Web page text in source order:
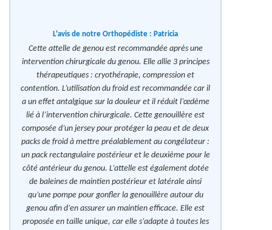
L'avis de notre Orthopédiste : Patricia
Cette attelle de genou est recommandée après une
intervention chirurgicale du genou. Elle allie 3 principes
thérapeutiques : cryothérapie, compression et
contention. L’utilisation du froid est recommandée car il
a un effet antalgique sur la douleur et il réduit l’œdème
lié à l’intervention chirurgicale. Cette genouillère est
composée d’un jersey pour protéger la peau et de deux
packs de froid à mettre préalablement au congélateur :
un pack rectangulaire postérieur et le deuxième pour le
côté antérieur du genou. L’attelle est également dotée
de baleines de maintien postérieur et latérale ainsi
qu’une pompe pour gonfler la genouillère autour du
genou afin d’en assurer un maintien efficace. Elle est
proposée en taille unique, car elle s’adapte à toutes les